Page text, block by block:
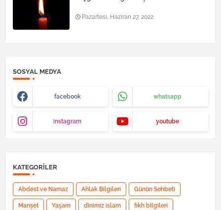
Pazartesi, Haziran 27, 2022
SOSYAL MEDYA
facebook whatsapp
instagram youtube
KATEGORILER
Abdest ve Namaz Ahlak Bilgileri Günün Sohbeti
Manşet Yaşam dinimiz islam fıkh bilgileri